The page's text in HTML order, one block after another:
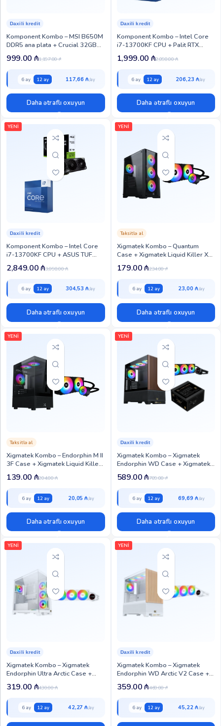
Komponent Kombo – MSI B650M
DDR5 ana plata + Crucial 32GB
DDR5 5600MHz RAM ( KOM-MR-
138)
Daxili kredit
1,197.00₼
999.00 ₼
6 ay 12 ay 117,66 ₼
Daha ətraflı oxuyun
Komponent Kombo – Intel Core
i7-13700KF CPU + Palit RTX
5070 Infinity 3 GPU (KOM-CG-
137)
Daxili kredit
2,098.00₼
1,999.00 ₼
6 ay 12 ay 206,23 ₼
Daha ətraflı oxuyun
YENİ
Komponent Kombo – Intel Core
i7-13700KF CPU + ASUS TUF
RTX 5070 Ti GPU (KOM-CG-139)
Daxili kredit
3,098.00₼
2,849.00₼
6 ay 12 ay 304,53 ₼
Daha ətraflı oxuyun
YENİ
Xigmatek Kombo – Quantum
Case + Xigmatek Liquid Killer X
240 CPU Liquid Cooler (XIG-CC-
112)
Taksitlə al
234.00₼
179.00₼
6 ay 12 ay 23,00 ₼
Daha ətraflı oxuyun
YENİ
Xigmatek Kombo – Endorphin M II
3F Case + Xigmatek Liquid Killer
X 240 CPU Liquid Cooler (XIG-
CC-109)
Taksitlə al
204.00₼
139.00 ₼
6 ay 12 ay 20,05 ₼
Daha ətraflı oxuyun
YENİ
Xigmatek Kombo – Xigmatek
Endorphin WD Case + Xigmatek
FROZR-O II 360 Cooler + Hyper X
1000W Gold (XIG-CCP-106)
Daxili kredit
709.00₼
589.00₼
6 ay 12 ay 69,69 ₼
Daha ətraflı oxuyun
YENİ
Xigmatek Kombo – Xigmatek
Endorphin Ultra Arctic Case +
Xigmatek FROZR-O II Arctic 360
Liquid Cooler (XIG-CC-120)
Daxili kredit
430.00₼
319.00 ₼
6 ay 12 ay 42,27 ₼
YENİ
Xigmatek Kombo – Xigmatek
Endorphin WD Arctic V2 Case +
Xigmatek FROZR-O II Arctic 360
Liquid Cooler (XIG-CC-105)
Daxili kredit
460.00₼
359.00₼
6 ay 12 ay 45,22 ₼